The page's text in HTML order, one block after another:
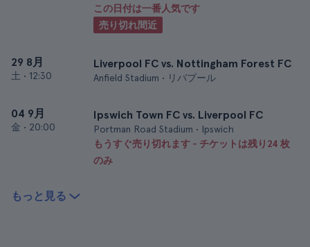
この日付は一番人気です
売り切れ間近
29 8月
土 • 12:30
Liverpool FC vs. Nottingham Forest FC
Anfield Stadium • リバプール
04 9月
金 • 20:00
Ipswich Town FC vs. Liverpool FC
Portman Road Stadium • Ipswich
もうすぐ売り切れます - チケットは残り24 枚
のみ
もっと見る